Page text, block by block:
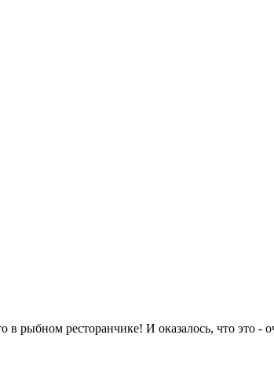
в рыбном ресторанчике! И оказалось, что это -